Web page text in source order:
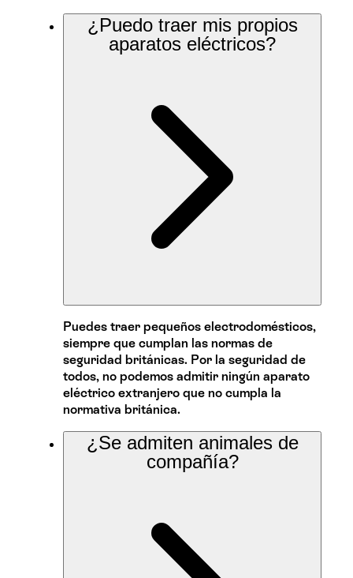
¿Puedo traer mis propios
aparatos eléctricos?
Puedes traer pequeños electrodomésticos,
siempre que cumplan las normas de
seguridad británicas. Por la seguridad de
todos, no podemos admitir ningún aparato
eléctrico extranjero que no cumpla la
normativa británica.
¿Se admiten animales de
compañía?